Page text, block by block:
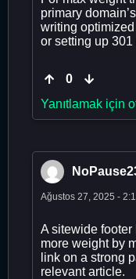
primary
writing
or setting up
0
Yanıtlamak için
Ağustos 27, 2025 -
A sitewide footer
more weight by
link on a strong
relevant article.